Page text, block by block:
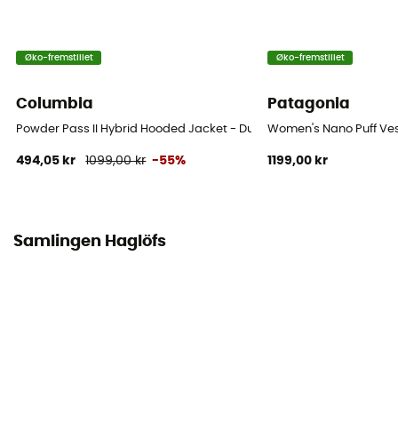
Isolering
Materiale
100g/m²
600 cuin
Øko-fremstillet
Columbia
Powder Pass II Hybrid Hooded Jacket - Dunjakke - Damer
494,05 kr 1099,00 kr -55%
Øko-fremstillet
Patagonia
Women's Nano Puff
1199,00 kr
Samlingen Haglöfs